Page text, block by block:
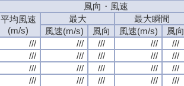
風向・風速
平均風速
(m/s)
最大 最大瞬間
風速(m/s) 風向 風速(m/s)
風向
/// /// /// /// ///
/// /// /// /// ///
/// /// /// /// ///
/// /// /// /// ///